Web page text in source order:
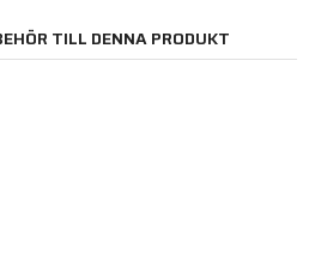
TILL DENNA PRODUKT